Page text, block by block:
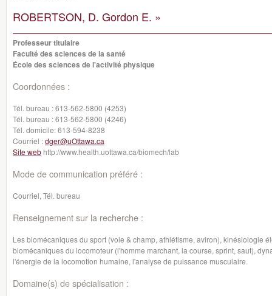
ROBERTSON, D. Gordon E. »
Professeur titulaire
Faculté des sciences de la santé
École des sciences de l'activité physique
Coordonnées :
Tél. bureau :613-562-5800 (4253)
Tél. bureau :613-562-5800 (4246)
Tél. domicile:613-594-8238
Courriel :dger@uOttawa.ca
Site web http://www.health.uottawa.ca/biomech/lab
Mode de communication préféré :
Courriel, Tél. bureau
Renseignement sur la recherche :
Les biomécaniques du sport (voie & champ, athlétisme, aviron), kinésiologie
biomécaniques du locomoteur (l'homme marchant, la course, sprint, saut),
l'énergie de la locomotion humaine, l'analyse de puissance musculaire.
Domaine(s) de spécialisation :